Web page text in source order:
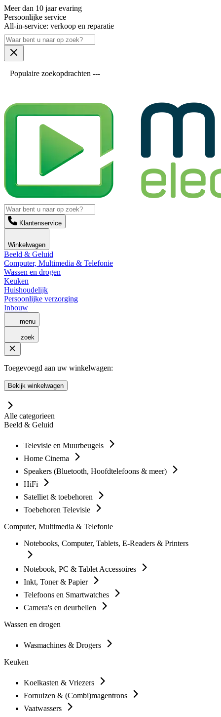
Meer dan 10 jaar evaring
Persoonlijke service
All-in-service: verkoop en reparatie
Populaire zoekopdrachten ---
Klantenservice
Winkelwagen
Beeld & Geluid
Computer, Multimedia & Telefonie
Wassen en drogen
Keuken
Huishoudelijk
Persoonlijke verzorging
Inbouw
menu
zoek
Toegevoegd aan uw winkelwagen:
Bekijk winkelwagen
Alle categorieen
Beeld & Geluid
Televisie en Muurbeugels
Home Cinema
Speakers (Bluetooth, Hoofdtelefoons & meer)
HiFi
Satelliet & toebehoren
Toebehoren Televisie
Computer, Multimedia & Telefonie
Notebooks, Computer, Tablets, E-Readers & Printers
Notebook, PC & Tablet Accessoires
Inkt, Toner & Papier
Telefoons en Smartwatches
Camera's en deurbellen
Wassen en drogen
Wasmachines & Drogers
Keuken
Koelkasten & Vriezers
Fornuizen & (Combi)magentrons
Vaatwassers